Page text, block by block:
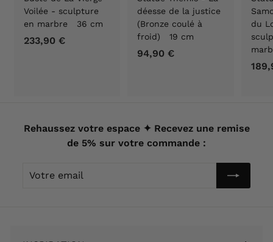
Voilée - sculpture
en marbre 36 cm
233,90 €
€
déesse de la justice
(Bronze coulé à
froid) 19 cm
94,90 €
€
du
Rehaussez votre espace ✦ Recevez une remise
de 5% sur votre commande :
Votre